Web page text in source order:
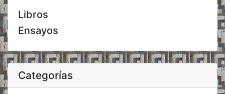
Libros
Ensayos
Categorías